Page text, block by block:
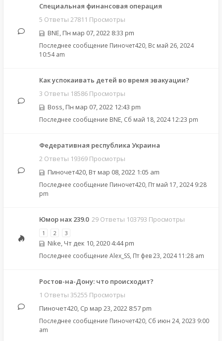
Специальная финансовая операция
5 Ответы 27811 Просмотры
BNE, Пн мар 07, 2022 8:33 pm
Последнее сообщение Пиночет420, Вс май 26, 2024
10:54 am
Как успокаивать детей во время эвакуации?
3 Ответы 18586 Просмотры
Boss, Пн мар 07, 2022 12:43 pm
Последнее сообщение BNE, Сб май 18, 2024 12:23 pm
Федеративная республика Украина
2 Ответы 19369 Просмотры
Пиночет420, Вт мар 08, 2022 1:05 am
Последнее сообщение Пиночет420, Пт май 17, 2024 9:28
pm
Юмор нах 239.0 29 Ответы 103793 Просмотры
1 2 3
Nike, Чт дек 10, 2020 4:44 pm
Последнее сообщение Alex_SS, Пт фев 23, 2024 11:28 am
Ростов-на-Дону: что происходит?
1 Ответы 35255 Просмотры
Пиночет420, Ср мар 23, 2022 8:57 pm
Последнее сообщение Пиночет420, Сб июн 24, 2023 9:00
am